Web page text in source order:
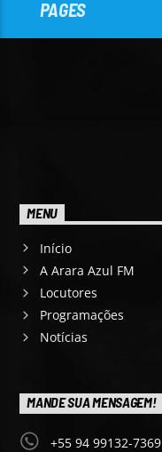
PAGES
MENU
Início
A Arara Azul FM
Locutores
Programações
Notícias
MANDE SUA MENSAGEM!
+55 94 99132-7369